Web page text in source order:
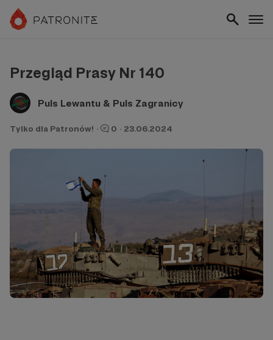
Przegląd Prasy Nr 140
Puls Lewantu & Puls Zagranicy
Tylko dla Patronów! · 0 · 23.06.2024